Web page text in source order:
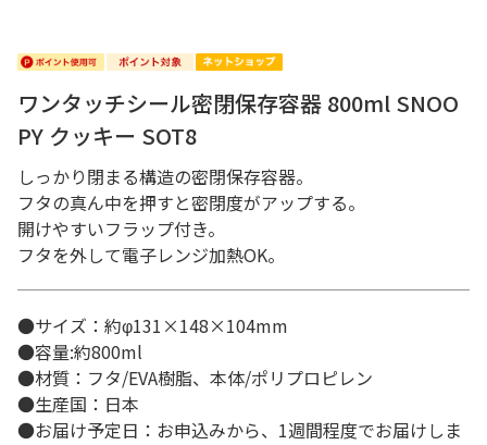
ワンタッチシール密閉保存容器 800ml SNOO
PY クッキー SOT8
しっかり閉まる構造の密閉保存容器。
フタの真ん中を押すと密閉度がアップする。
開けやすいフラップ付き。
フタを外して電子レンジ加熱OK。
●サイズ：約φ131×148×104mm
●容量:約800ml
●材質：フタ/EVA樹脂、本体/ポリプロピレン
●生産国：日本
●お届け予定日：お申込みから、1週間程度でお届けしま